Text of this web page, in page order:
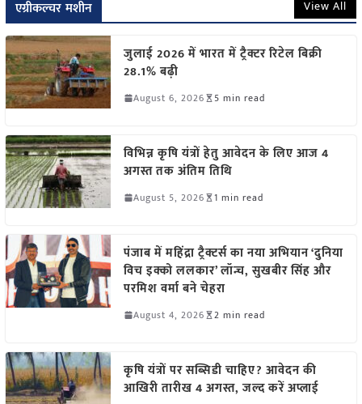
एग्रीकल्चर मशीन View All
जुलाई 2026 में भारत में ट्रैक्टर रिटेल बिक्री
28.1% बढ़ी
August 6, 2026 5 min read
विभिन्न कृषि यंत्रों हेतु आवेदन के लिए आज 4
अगस्त तक अंतिम तिथि
August 5, 2026 1 min read
पंजाब में महिंद्रा ट्रैक्टर्स का नया अभियान ‘दुनिया
विच इक्को ललकार’ लॉन्च, सुखबीर सिंह और
परमिश वर्मा बने चेहरा
August 4, 2026 2 min read
कृषि यंत्रों पर सब्सिडी चाहिए? आवेदन की
आखिरी तारीख 4 अगस्त, जल्द करें अप्लाई